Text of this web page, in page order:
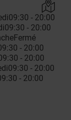
09:30 - 20:00
09:30 - 20:00
Fermé
- 20:00
- 20:00
09:30 - 20:00
- 20:00